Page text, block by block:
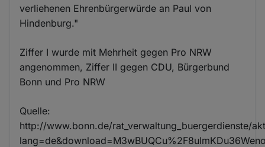
verliehenen Ehrenbürgerwürde an Paul von
Hindenburg."
Ziffer I wurde mit Mehrheit gegen Pro NRW
angenommen, Ziffer II gegen CDU, Bürgerbund
Bonn und Pro NRW
Quelle:
http://www.bonn.de/rat_verwaltung_buergerdienste/